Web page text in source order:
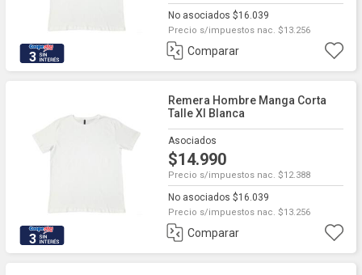
3
No asociados $16.039
Precio s/impuestos nac. $13.256
Comparar
3
Remera Hombre Manga Corta
Talle Xl Blanca
Asociados
$14.990
Precio s/impuestos nac. $12.388
No asociados $16.039
Precio s/impuestos nac. $13.256
Comparar